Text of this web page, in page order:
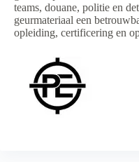
teams, douane, politie en
geurmateriaal een
opleiding, certificering en